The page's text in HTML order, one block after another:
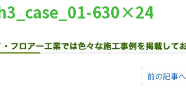
630×24
前の記事へ